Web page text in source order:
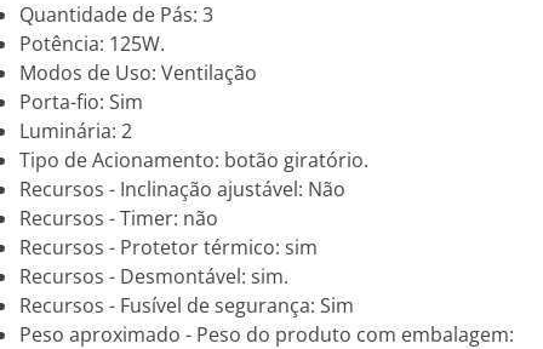
Quantidade de Pás: 3
Potência: 125W.
Modos de Uso: Ventilação
Porta-fio: Sim
Luminária: 2
Tipo de Acionamento: botão giratório.
Recursos - Inclinação ajustável: Não
Recursos - Timer: não
Recursos - Protetor térmico: sim
Recursos - Desmontável: sim.
Recursos - Fusível de segurança: Sim
Peso aproximado - Peso do produto com embalagem: